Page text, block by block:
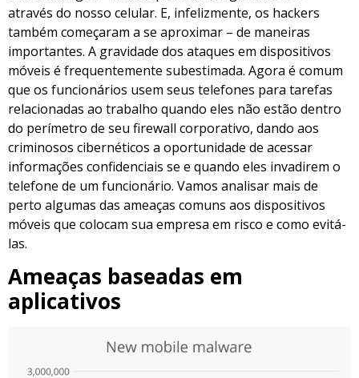
através do nosso celular. E, infelizmente, os hackers
também começaram a se aproximar – de maneiras
importantes. A gravidade dos ataques em dispositivos
móveis é frequentemente subestimada. Agora é comum
que os funcionários usem seus telefones para tarefas
relacionadas ao trabalho quando eles não estão dentro
do perímetro de seu firewall corporativo, dando aos
criminosos cibernéticos a oportunidade de acessar
informações confidenciais se e quando eles invadirem o
telefone de um funcionário. Vamos analisar mais de
perto algumas das ameaças comuns aos dispositivos
móveis que colocam sua empresa em risco e como evitá-
las.
Ameaças baseadas em
aplicativos